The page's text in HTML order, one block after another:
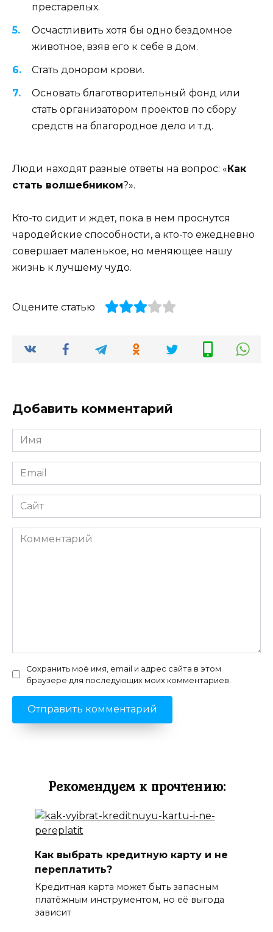
престарелых.
Осчастливить хотя бы одно бездомное
животное, взяв его к себе в дом.
Стать донором крови.
Основать благотворительный фонд или
стать организатором проектов по сбору
средств на благородное дело и т.д.
Люди находят разные ответы на вопрос: « Как
стать волшебником?».
Кто-то сидит и ждет, пока в нем проснутся
чародейские способности, а кто-то ежедневно
совершает маленькое, но меняющее нашу
жизнь к лучшему чудо.
Оцените статью
Добавить комментарий
Имя
*
Email
*
Сайт
Комментарий
Сохранить моё имя, email и адрес сайта в этом
браузере для последующих моих комментариев.
Рекомендуем к прочтению:
Как выбрать кредитную карту и не
переплатить?
Кредитная карта может быть запасным
платёжным инструментом, но её выгода
зависит